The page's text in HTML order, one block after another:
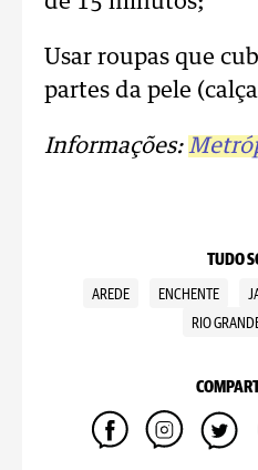
Usar roupas que
partes da pele
Informações:
TUDO
AREDE ENCHENTE
RIO